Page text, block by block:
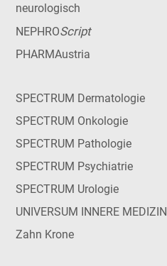
neurologisch
NEPHROScript
PHARMAustria
SPECTRUM Dermatologie
SPECTRUM Onkologie
SPECTRUM Pathologie
SPECTRUM Psychiatrie
SPECTRUM Urologie
UNIVERSUM INNERE MEDIZIN
Zahn Krone